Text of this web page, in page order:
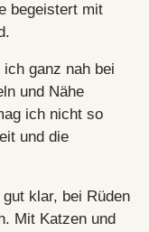
begeistert mit
ganz nah bei
und Nähe
ich nicht so
und die
klar, bei Rüden
Mit Katzen und